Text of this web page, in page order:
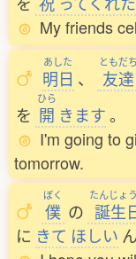
My friends
あした
明日 、
ともだち
友達
を
ひら
開 きます。
I'm going to
tomorrow.
ぼく
僕 の
たんじょ
誕生
に きて ほしい ん